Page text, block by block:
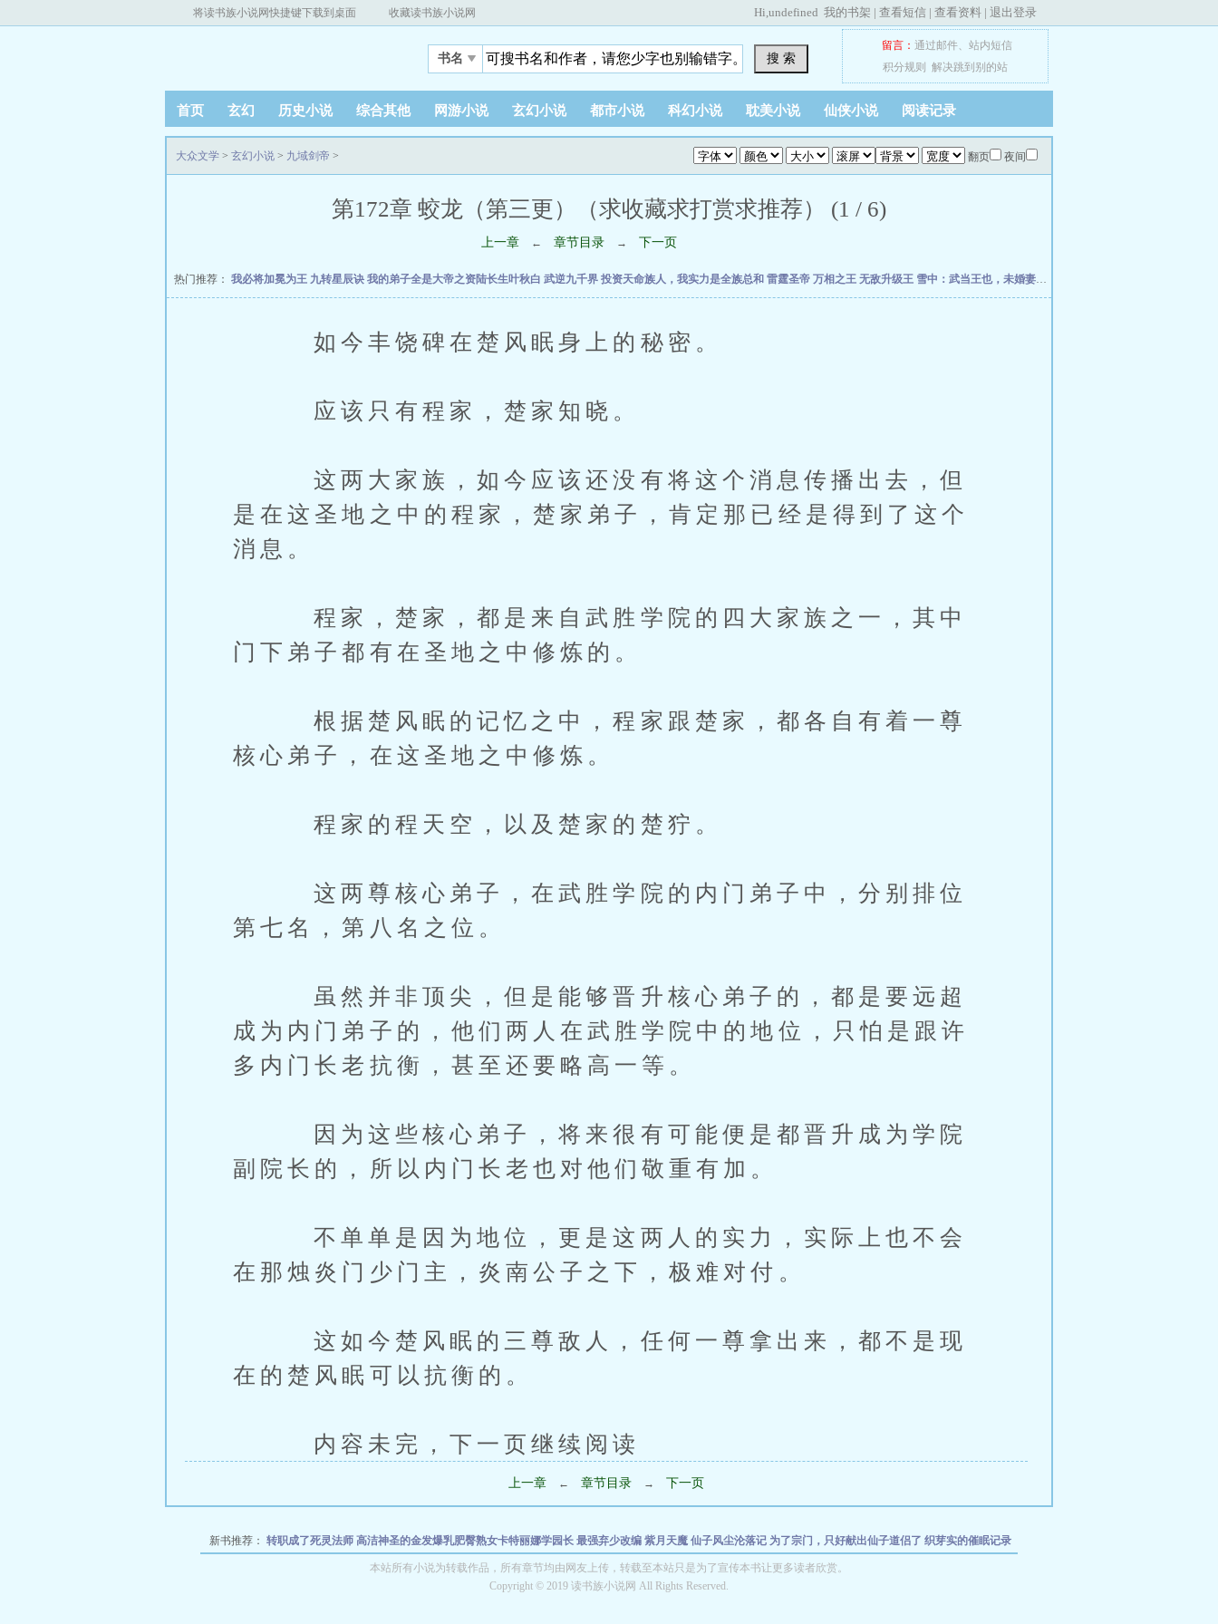
将读书族小说网快捷键下载到桌面 收藏读书族小说网 Hi,undefined 我的书架 | 查看短信 | 查看资料 | 退出登录
书名 搜 索
留言： 通过邮件、 站内短信
积分规则
解决跳到别的站
首页 玄幻 历史小说 综合其他 网游小说 玄幻小说 都市小说 科幻小说 耽美小说 仙侠小说 阅读记录
翻页 夜间
大众文学 > 玄幻小说 > 九域剑帝 >
第172章 蛟龙（第三更）（求收藏求打赏求推荐） (1 / 6)
上一章 ← 章节目录 → 下一页
热门推荐： 我必将加冕为王 九转星辰诀 我的弟子全是大帝之资陆长生叶秋白 武逆九千界 投资天命族人，我实力是全族总和 雷霆圣帝 万相之王 无敌升级王 雪中：武当王也，未婚妻徐渭熊
如今丰饶碑在楚风眠身上的秘密。
应该只有程家，楚家知晓。
这两大家族，如今应该还没有将这个消息传播出去，但
是在这圣地之中的程家，楚家弟子，肯定那已经是得到了这个
消息。
程家，楚家，都是来自武胜学院的四大家族之一，其中
门下弟子都有在圣地之中修炼的。
根据楚风眠的记忆之中，程家跟楚家，都各自有着一尊
核心弟子，在这圣地之中修炼。
程家的程天空，以及楚家的楚狞。
这两尊核心弟子，在武胜学院的内门弟子中，分别排位
第七名，第八名之位。
虽然并非顶尖，但是能够晋升核心弟子的，都是要远超
成为内门弟子的，他们两人在武胜学院中的地位，只怕是跟许
多内门长老抗衡，甚至还要略高一等。
因为这些核心弟子，将来很有可能便是都晋升成为学院
副院长的，所以内门长老也对他们敬重有加。
不单单是因为地位，更是这两人的实力，实际上也不会
在那烛炎门少门主，炎南公子之下，极难对付。
这如今楚风眠的三尊敌人，任何一尊拿出来，都不是现
在的楚风眠可以抗衡的。
内容未完，下一页继续阅读
上一章 ← 章节目录 → 下一页
新书推荐： 转职成了死灵法师 高洁神圣的金发爆乳肥臀熟女卡特丽娜学园长 最强弃少改编 紫月天魔 仙子风尘沦落记 为了宗门，只好献出仙子道侣了 织芽实的催眠记录
万古神帝之万古青鹿传修仙风月传主母仙子沈清羽紫式部的《御珍宝日记》想要成为万众瞩目的魔法少女
本站所有小说为转载作品，所有章节均由网友上传，转载至本站只是为了宣传本书让更多读者欣赏。
Copyright © 2019 读书族小说网 All Rights Reserved.